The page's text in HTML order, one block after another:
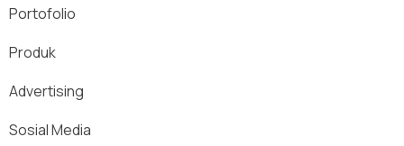
Portofolio
Produk
Advertising
Sosial Media